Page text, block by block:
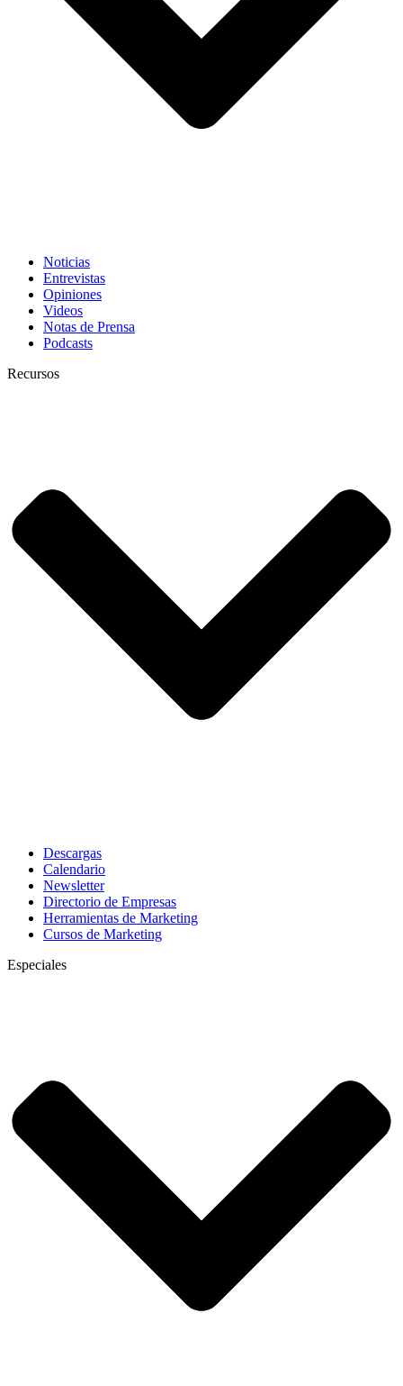
Noticias
Entrevistas
Opiniones
Videos
Notas de Prensa
Podcasts
Recursos
Descargas
Calendario
Newsletter
Directorio de Empresas
Herramientas de Marketing
Cursos de Marketing
Especiales